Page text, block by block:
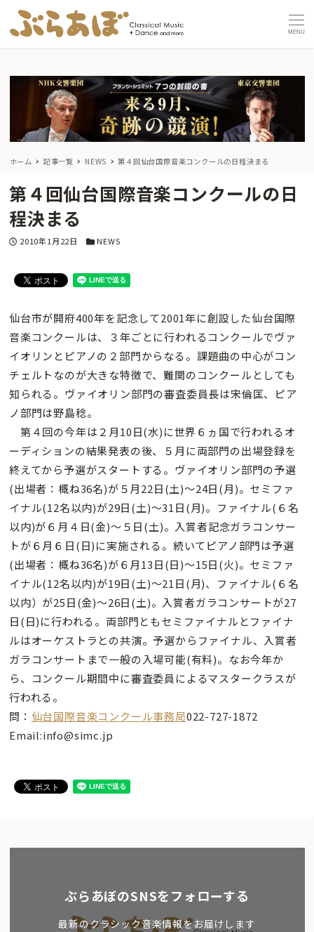
MENU
ホーム 記事一覧 NEWS 第４回仙台国際音楽コンクールの日程決まる
第４回仙台国際音楽コンクールの日
程決まる
投稿日
2010年1月22日 カテゴリー
NEWS
仙台市が開府400年を記念して2001年に創設した仙台国際
音楽コンクールは、３年ごとに行われるコンクールでヴァ
イオリンとピアノの２部門からなる。課題曲の中心がコン
チェルトなのが大きな特徴で、難関のコンクールとしても
知られる。ヴァイオリン部門の審査委員長は宋倫匡、ピア
ノ部門は野島稔。
第４回の今年は２月10日(水)に世界６ヵ国で行われるオ
ーディションの結果発表の後、５月に両部門の出場登録を
終えてから予選がスタートする。ヴァイオリン部門の予選
(出場者：概ね36名)が５月22日(土)〜24日(月)。セミファ
イナル(12名以内)が29日(土)〜31日(月)。ファイナル(６名
以内)が６月４日(金)〜５日(土)。入賞者記念ガラコンサー
トが６月６日(日)に実施される。続いてピアノ部門は予選
(出場者：概ね36名)が６月13日(日)〜15日(火)。セミファ
イナル(12名以内)が19日(土)〜21日(月)、ファイナル(６名
以内）が25日(金)〜26日(土)。入賞者ガラコンサートが27
日(日)に行われる。両部門ともセミファイナルとファイナ
ルはオーケストラとの共演。予選からファイナル、入賞者
ガラコンサートまで一般の入場可能(有料)。なお今年か
ら、コンクール期間中に審査委員によるマスタークラスが
行われる。
問： 仙台国際音楽コンクール事務局022-727-1872
Email:info@simc.jp
ぶらあぼのSNSをフォローする
最新のクラシック音楽情報をお届けします